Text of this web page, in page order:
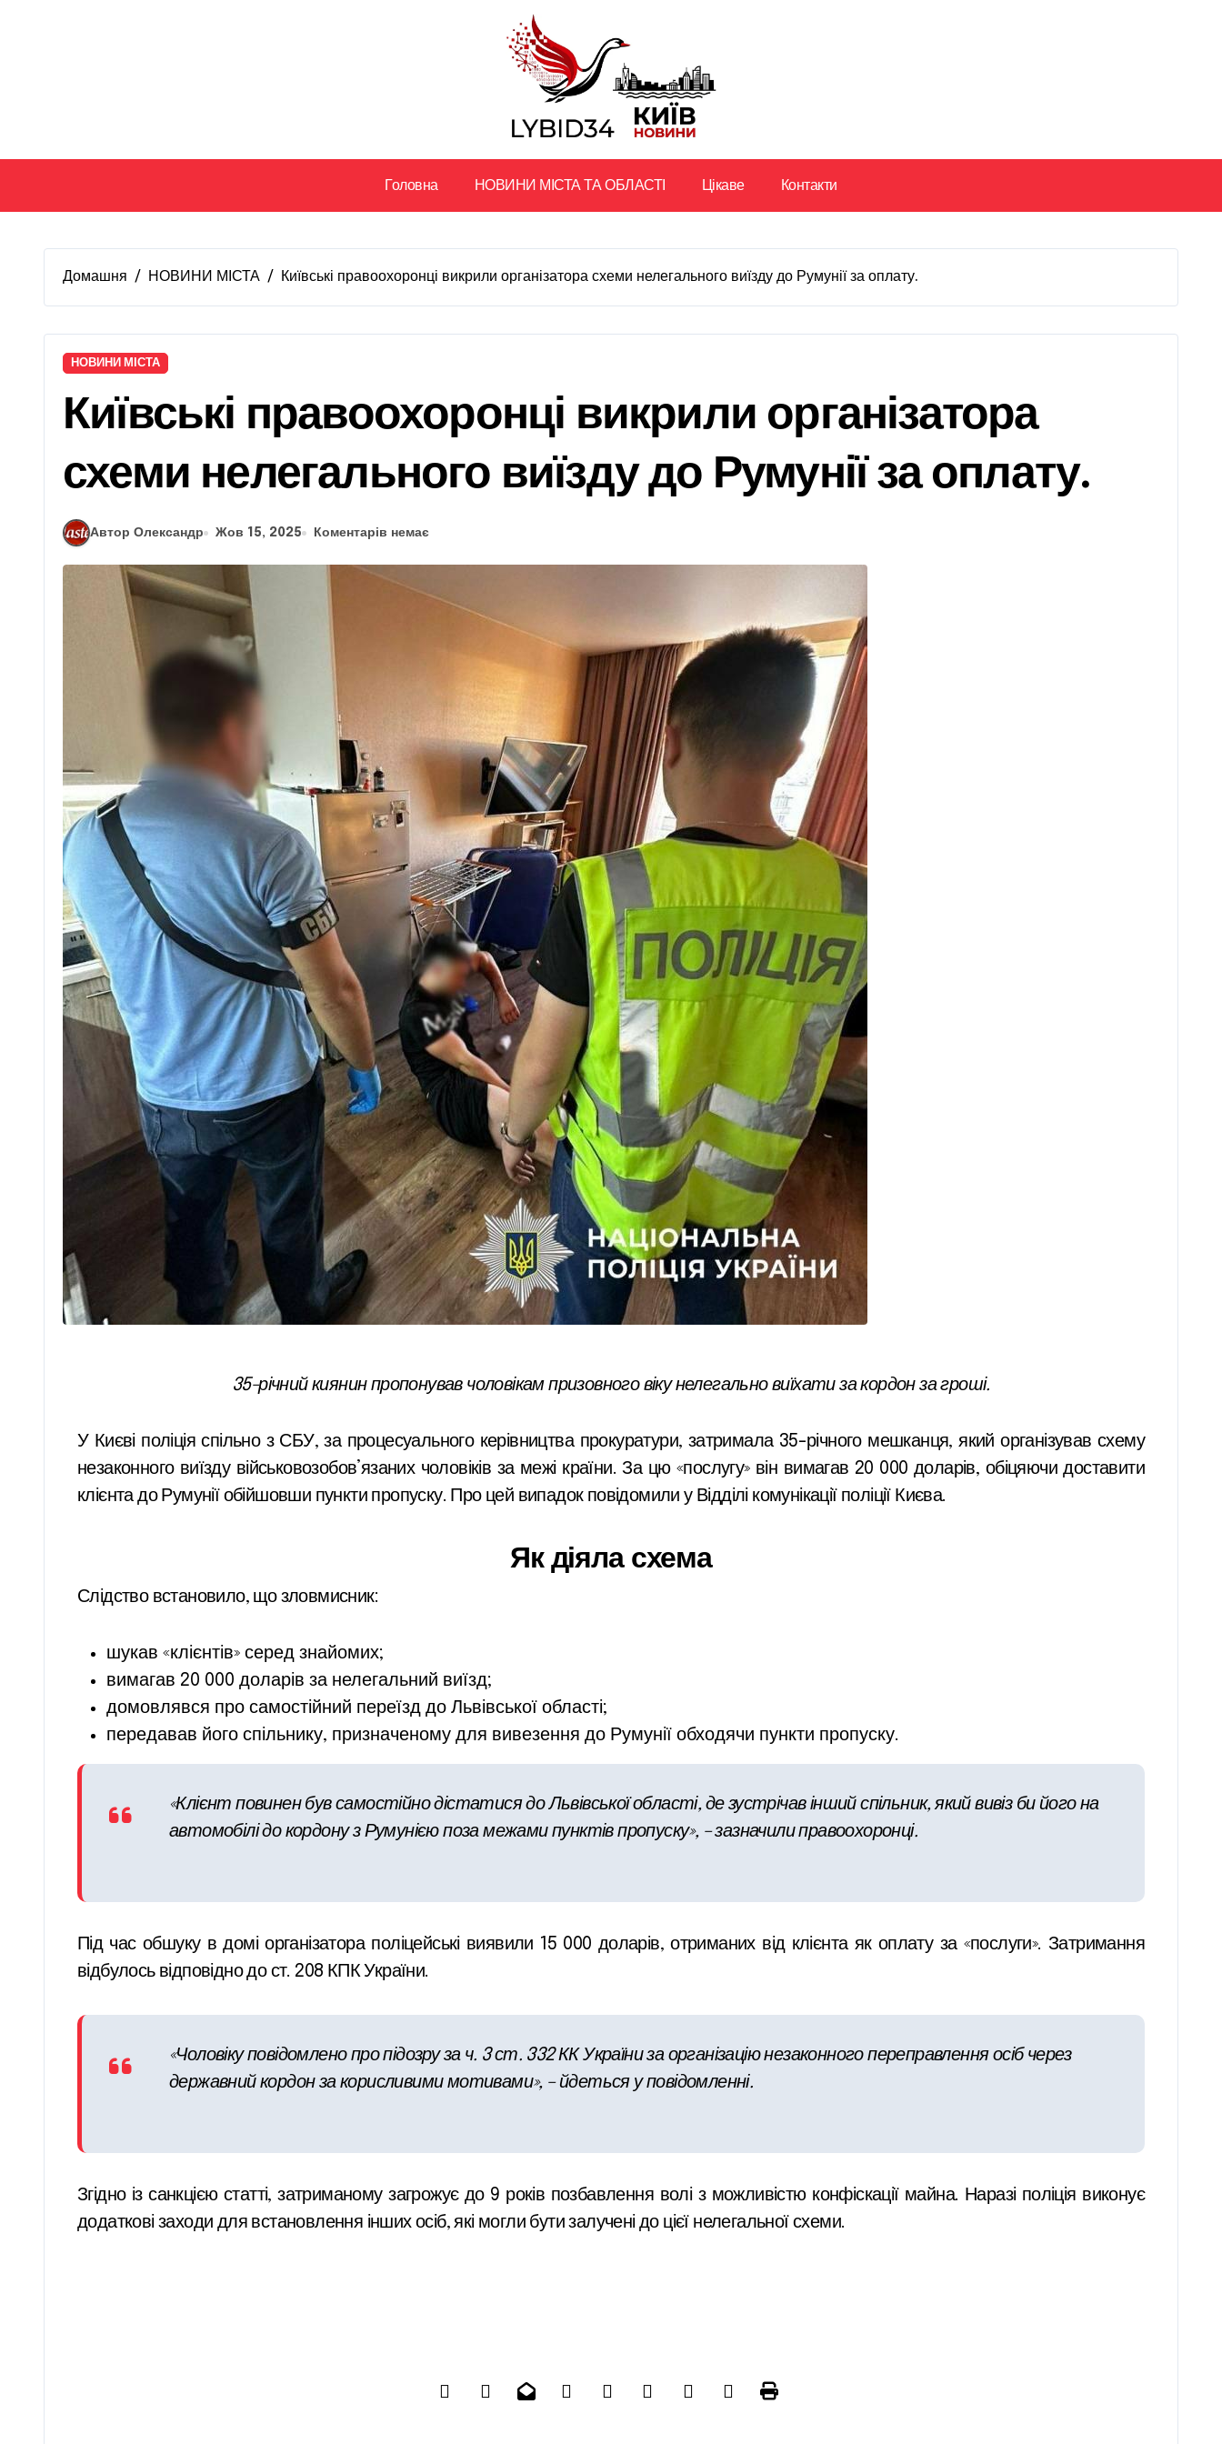
Головна НОВИНИ МІСТА ТА ОБЛАСТІ Цікаве Контакти
Домашня НОВИНИ МІСТА Київські правоохоронці викрили організатора схеми нелегального виїзду до Румунії за оплату.
НОВИНИ МІСТА
Київські правоохоронці викрили організатора
схеми нелегального виїзду до Румунії за оплату.
Автор Олександр Жов 15, 2025 Коментарів немає
35-річний киянин пропонував чоловікам призовного віку нелегально виїхати за кордон за гроші.
У Києві поліція спільно з СБУ, за процесуального керівництва прокуратури, затримала 35-річного мешканця, який організував схему
незаконного виїзду військовозобов’язаних чоловіків за межі країни. За цю «послугу» він вимагав 20 000 доларів, обіцяючи доставити
клієнта до Румунії обійшовши пункти пропуску. Про цей випадок повідомили у Відділі комунікації поліції Києва.
Як діяла схема
Слідство встановило, що зловмисник:
шукав «клієнтів» серед знайомих;
вимагав 20 000 доларів за нелегальний виїзд;
домовлявся про самостійний переїзд до Львівської області;
передавав його спільнику, призначеному для вивезення до Румунії обходячи пункти пропуску.
«Клієнт повинен був самостійно дістатися до Львівської області, де зустрічав інший спільник, який вивіз би його на
автомобілі до кордону з Румунією поза межами пунктів пропуску», – зазначили правоохоронці.
Під час обшуку в домі організатора поліцейські виявили 15 000 доларів, отриманих від клієнта як оплату за «послуги». Затримання
відбулось відповідно до ст. 208 КПК України.
«Чоловіку повідомлено про підозру за ч. 3 ст. 332 КК України за організацію незаконного переправлення осіб через
державний кордон за корисливими мотивами», – йдеться у повідомленні.
Згідно із санкцією статті, затриманому загрожує до 9 років позбавлення волі з можливістю конфіскації майна. Наразі поліція виконує
додаткові заходи для встановлення інших осіб, які могли бути залучені до цієї нелегальної схеми.